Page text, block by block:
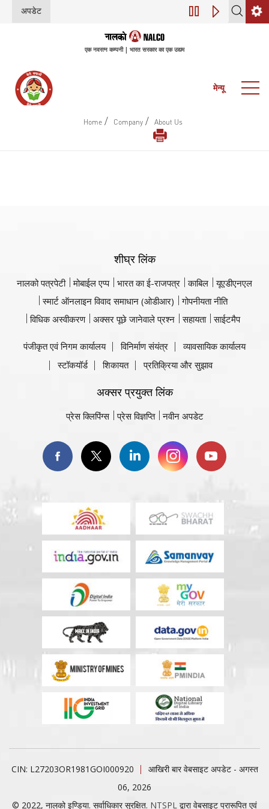
अपडेट डिजिटल परिवर्तन
एक नवरत्न कम्पनी | भारत सरकार का एक उद्यम
मेन्यू
Home / Company / About Us
शीघ्र लिंक
नालको पत्रपेटी मोबाईल एप्प भारत का ई-राजपत्र काबिल
यूएडीएनएल
स्मार्ट ऑनलाइन विवाद समाधान (ओडीआर)
गोपनीयता नीति
विधिक अस्वीकरण
अक्सर पूछे जानेवाले प्रश्न सहायता साईटमैप
पंजीकृत एवं निगम कार्यालय विनिर्माण संयंत्र
व्यावसायिक कार्यालय
स्टॉकयॉर्ड
शिकायत प्रतिक्रिया और सुझाव
अक्सर प्रयुक्त लिंक
प्रेस क्लिपिंग्स प्रेस विज्ञप्ति नवीन अपडेट
CIN: L27203OR1981GOI000920
आखिरी बार वेबसाइट अपडेट - अगस्त
06, 2026
© 2022, नालको इण्डिया. सर्वाधिकार सुरक्षित. NTSPL द्वारा वेबसाइट प्रारूपित एवं